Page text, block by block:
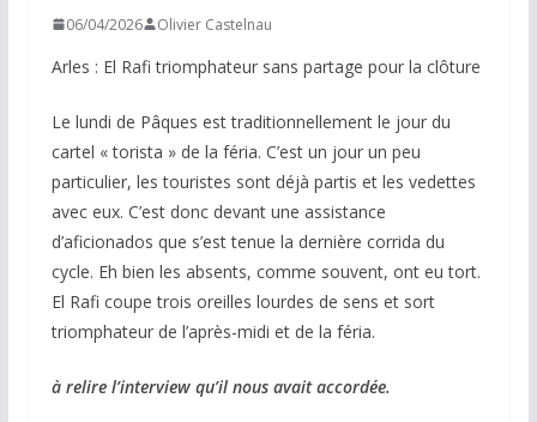
06/04/2026 Olivier Castelnau
Arles : El Rafi triomphateur sans partage pour la clôture
Le lundi de Pâques est traditionnellement le jour du
cartel « torista » de la féria. C’est un jour un peu
particulier, les touristes sont déjà partis et les vedettes
avec eux. C’est donc devant une assistance
d’aficionados que s’est tenue la dernière corrida du
cycle. Eh bien les absents, comme souvent, ont eu tort.
El Rafi coupe trois oreilles lourdes de sens et sort
triomphateur de l’après-midi et de la féria.
à relire l’interview qu’il nous avait accordée.